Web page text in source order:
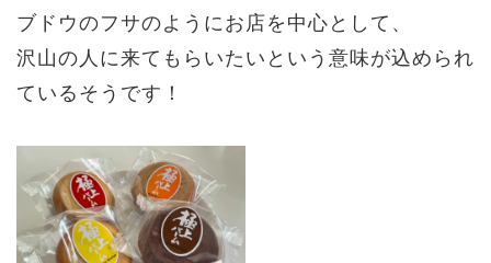
ブドウのフサのようにお店を中心として、
沢山の人に来てもらいたいという意味が込められ
ているそうです！